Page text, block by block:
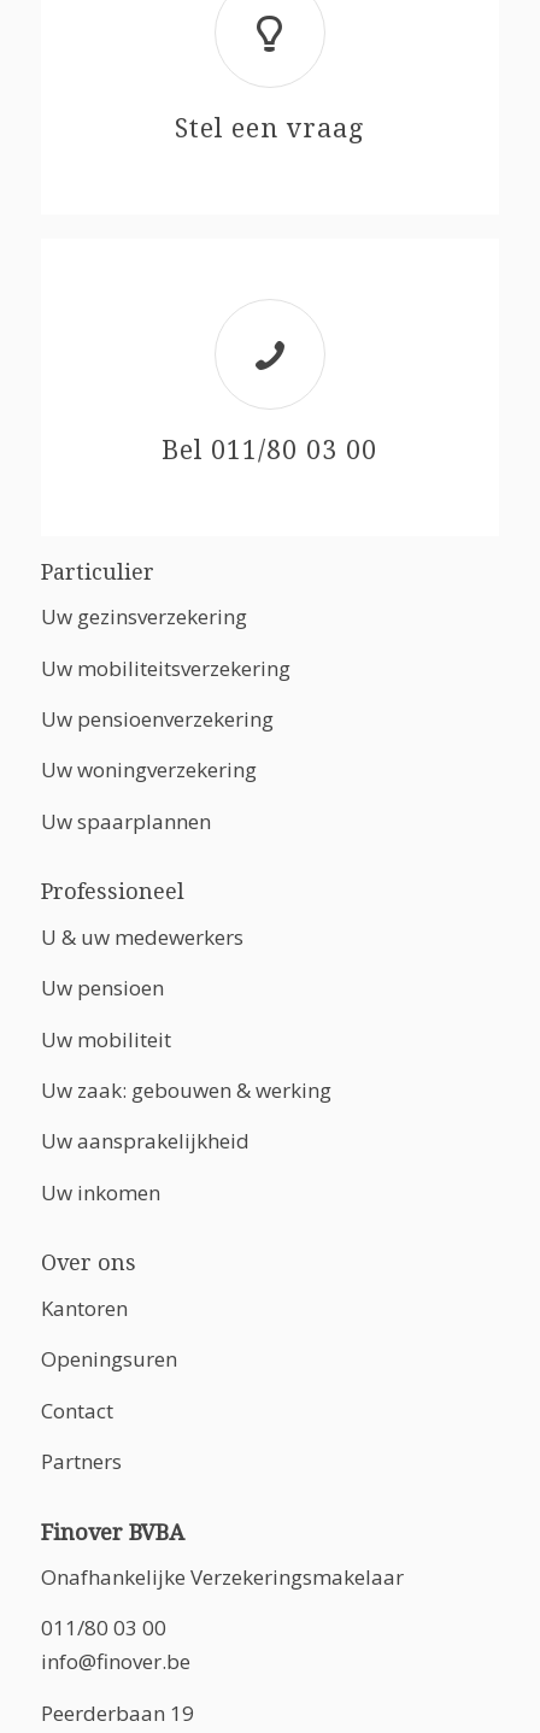
Stel een vraag
Bel 011/80 03 00
Particulier
Uw gezinsverzekering
Uw mobiliteitsverzekering
Uw pensioenverzekering
Uw woningverzekering
Uw spaarplannen
Professioneel
U & uw medewerkers
Uw pensioen
Uw mobiliteit
Uw zaak: gebouwen & werking
Uw aansprakelijkheid
Uw inkomen
Over ons
Kantoren
Openingsuren
Contact
Partners
Finover BVBA
Onafhankelijke Verzekeringsmakelaar
011/80 03 00
info@finover.be
Peerderbaan 19